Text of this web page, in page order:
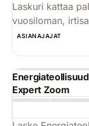
Laskuri kattaa
vuosiloman,
ASIANAJAJAT
Expert Zoom